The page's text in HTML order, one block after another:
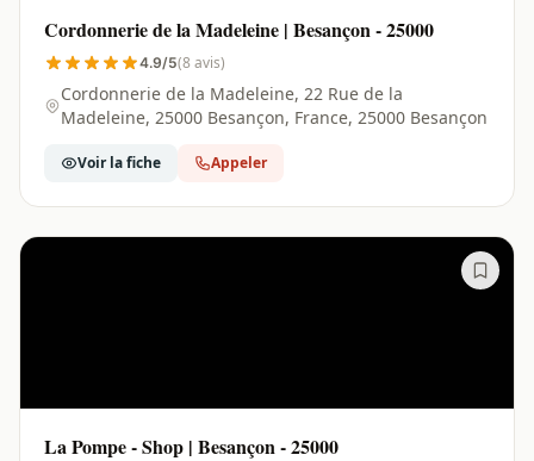
Cordonnerie de la Madeleine | Besançon - 25000
4.9/5(8 avis)
Cordonnerie de la Madeleine, 22 Rue de la
Madeleine, 25000 Besançon, France, 25000 Besançon
Voir la fiche Appeler
La Pompe - Shop | Besançon - 25000